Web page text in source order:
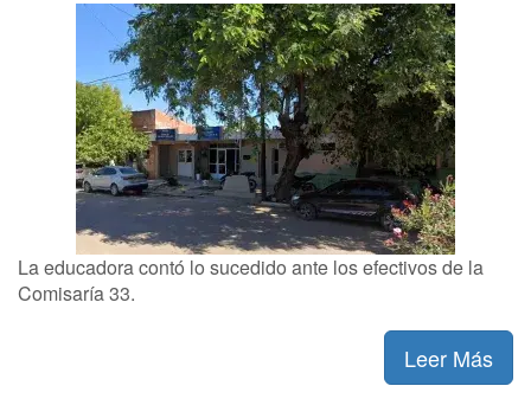
La educadora contó lo sucedido ante los efectivos de la
Comisaría 33.
Leer Más